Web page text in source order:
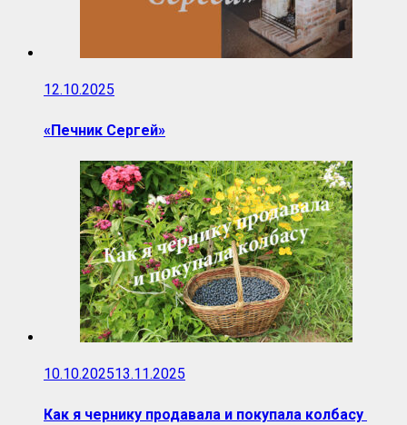
12.10.2025
«Печник Сергей»
10.10.202513.11.2025
Как я чернику продавала и покупала колбасу